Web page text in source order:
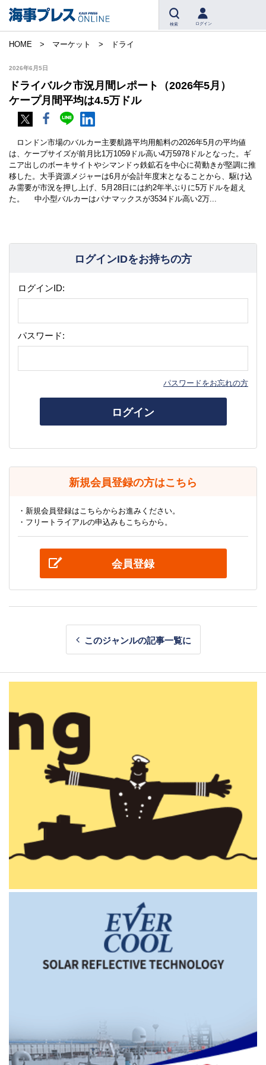
検索 ログイン
HOME マーケット ドライ
2026年6月5日
ドライバルク市況月間レポート（2026年5月）
ケープ月間平均は4.5万ドル
ロンドン市場のバルカー主要航路平均用船料の2026年5月の平均値
は、ケープサイズが前月比1万1059ドル高い4万5978ドルとなった。ギ
ニア出しのボーキサイトやシマンドゥ鉄鉱石を中心に荷動きが堅調に推
移した。大手資源メジャーは6月が会計年度末となることから、駆け込
み需要が市況を押し上げ、5月28日には約2年半ぶりに5万ドルを超え
た。 中小型バルカーはパナマックスが3534ドル高い2万...
ログインIDをお持ちの方
ログインID:
パスワード:
パスワードをお忘れの方
ログイン
新規会員登録の方はこちら
・新規会員登録はこちらからお進みください。
・フリートライアルの申込みもこちらから。
会員登録
このジャンルの記事一覧に